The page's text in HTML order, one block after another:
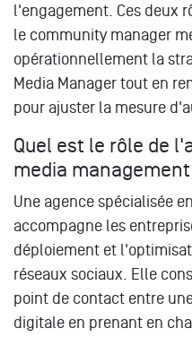
l'engagement. Ces deux
le community manager
opérationnellement la
Media Manager tout en
pour ajuster la mesure
Quel est le rôle de
media management
Une agence spécialisée
accompagne les
déploiement et
réseaux sociaux. Elle
point de contact entre
digitale en prenant en